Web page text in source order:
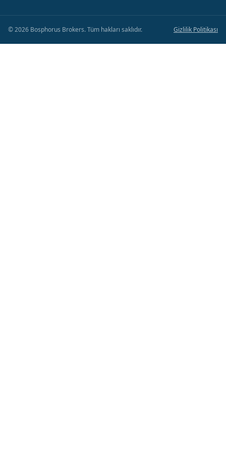
©2026 Bosphorus Brokers.Tüm hakları saklıdır. Gizlilik Politikası